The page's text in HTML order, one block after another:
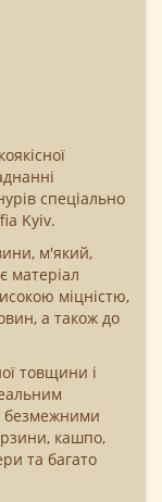
спеціально
Kyiv.
м'який,
матеріал
міцністю,
а також до
товщини і
безмежними
кашпо,
та багато